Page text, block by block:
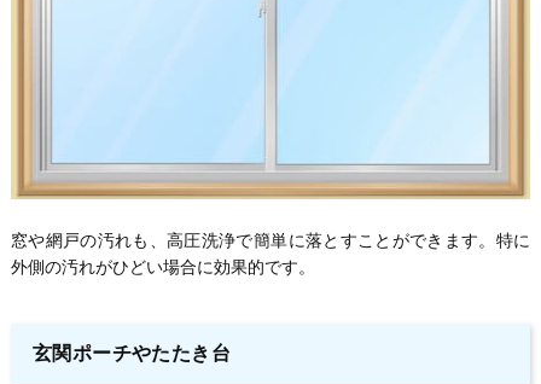
窓や網戸の汚れも、高圧洗浄で簡単に落とすことができます。特に
外側の汚れがひどい場合に効果的です。
玄関ポーチやたたき台